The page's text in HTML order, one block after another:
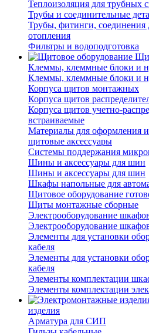
Теплоизоляция для трубных
Трубы и соединительные
Трубы, фитинги, соединения
отопления
Фильтры и водоподготовка
Клеммы, клеммные блоки и
Клеммы, клеммные блоки и
Корпуса щитов монтажных
Корпуса щитов
Корпуса щитов учетно-
встраиваемые
Материалы для оформления
щитовые аксессуары
Системы поддержания
Шины и аксессуары для шин
Шины и аксессуары для шин
Шкафы напольные для
Щитовое оборудование
Щиты монтажные сборные
Электрооборудование
Электрооборудование
Элементы для установки
кабеля
Элементы для установки
кабеля
Элементы комплектации
Элементы комплектации
изделия
Арматура для СИП